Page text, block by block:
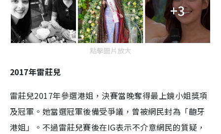
+3
點擊圖片放大
2017年雷莊兒
雷莊兒2017年參選港姐，決賽當晚奪得最上鏡小姐獎項
及冠軍。她當選冠軍後備受爭議，曾被網民封為「齙牙
港姐」。不過雷莊兒賽後在IG表示不介意網民的質疑，